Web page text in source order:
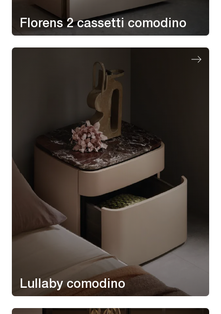
Florens 2 cassetti comodino
Lullaby comodino